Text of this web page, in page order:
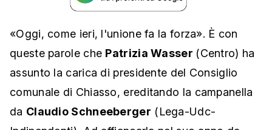
«Oggi, come ieri, l'unione fa la forza». È con
queste parole che Patrizia Wasser (Centro) ha
assunto la carica di presidente del Consiglio
comunale di Chiasso, ereditando la campanella
da Claudio Schneeberger (Lega-Udc-